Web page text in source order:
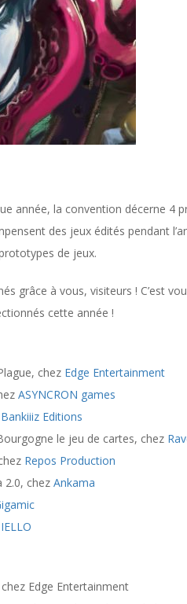
année, la convention décerne 4
des jeux édités pendant
de jeux.
grâce à vous, visiteurs ! C’est
cette année !
chez Edge Entertainment
ASYNCRON games
Bankiiiz Editions
le jeu de cartes, chez
Repos Production
2.0, chez Ankama
IELLO
Edge Entertainment